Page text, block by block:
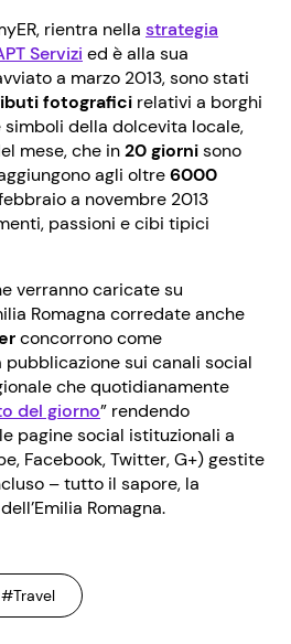
rientra nella strategia
Servizi ed è alla sua
a marzo 2013, sono stati
fotografici relativi a borghi
della dolcevita locale,
mese, che in20 giornisono
agli oltre6000
a novembre 2013
passioni e cibi tipici
verranno caricate su
Romagna corredate anche
concorrono come
pubblicazione sui canali social
che quotidianamente
del giorno” rendendo
pagine social istituzionali a
Facebook, Twitter, G+) gestite
– tutto il sapore, la
Romagna.
#Travel